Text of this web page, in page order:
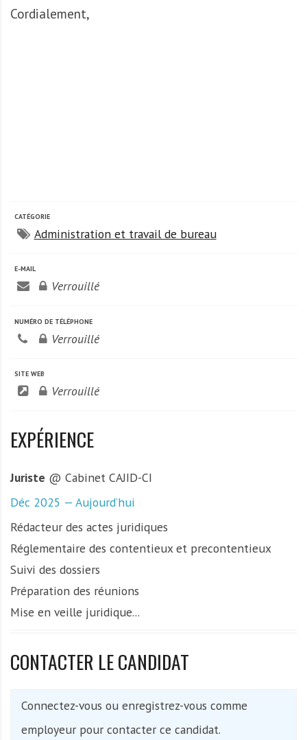
Cordialement,
CATÉGORIE
Administration et travail de bureau
E-MAIL
Verrouillé
NUMÉRO DE TÉLÉPHONE
Verrouillé
SITE WEB
Verrouillé
EXPÉRIENCE
Juriste @ Cabinet CAJID-CI
Déc 2025 — Aujourd’hui
Rédacteur des actes juridiques
Réglementaire des contentieux et precontentieux
Suivi des dossiers
Préparation des réunions
Mise en veille juridique...
CONTACTER LE CANDIDAT
Connectez-vous ou enregistrez-vous comme
employeur pour contacter ce candidat.